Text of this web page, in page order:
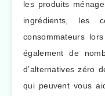
les produits
ingrédients, les
consommateurs
également de
d’alternatives zéro
qui peuvent vous